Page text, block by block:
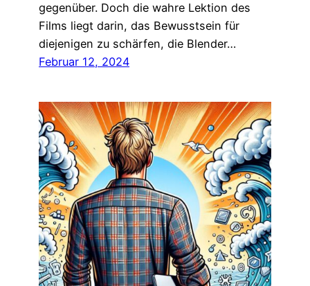
gegenüber. Doch die wahre Lektion des
Films liegt darin, das Bewusstsein für
diejenigen zu schärfen, die Blender…
Februar 12, 2024